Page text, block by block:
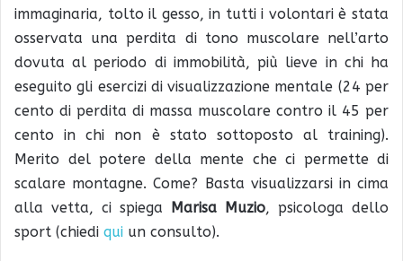
immaginaria, tolto il gesso, in tutti i volontari è stata
osservata una perdita di tono muscolare nell’arto
dovuta al periodo di immobilità, più lieve in chi ha
eseguito gli esercizi di visualizzazione mentale (24 per
cento di perdita di massa muscolare contro il 45 per
cento in chi non è stato sottoposto al training).
Merito del potere della mente che ci permette di
scalare montagne. Come? Basta visualizzarsi in cima
alla vetta, ci spiega Marisa Muzio, psicologa dello
sport (chiedi qui un consulto).